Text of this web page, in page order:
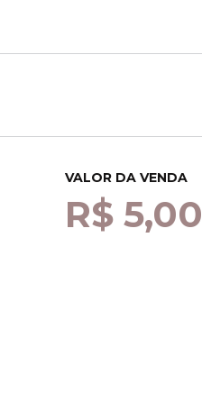
VALOR DA VENDA
R$ 5,00